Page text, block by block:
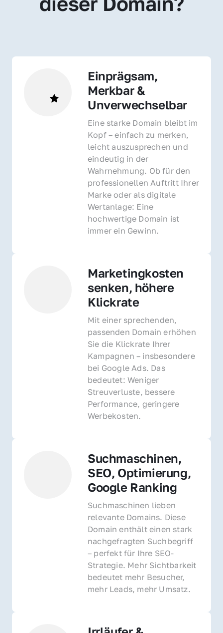
Einprägsam,
Merkbar &
Unverwechselbar
Eine starke Domain bleibt im
Kopf – einfach zu merken,
leicht auszusprechen und
eindeutig in der
Wahrnehmung. Ob für den
professionellen Auftritt Ihrer
Marke oder als digitale
Wertanlage: Eine
hochwertige Domain ist
immer ein Gewinn.
Marketingkosten
senken, höhere
Klickrate
Mit einer sprechenden,
passenden Domain erhöhen
Sie die Klickrate Ihrer
Kampagnen – insbesondere
bei Google Ads. Das
bedeutet: Weniger
Streuverluste, bessere
Performance, geringere
Werbekosten.
Suchmaschinen,
SEO, Optimierung,
Google Ranking
Suchmaschinen lieben
relevante Domains. Diese
Domain enthält einen stark
nachgefragten Suchbegriff
– perfekt für Ihre SEO-
Strategie. Mehr Sichtbarkeit
bedeutet mehr Besucher,
mehr Leads, mehr Umsatz.